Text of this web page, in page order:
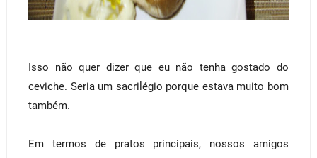
Isso não quer dizer que eu não tenha gostado do
ceviche. Seria um sacrilégio porque estava muito bom
também.
Em termos de pratos principais, nossos amigos